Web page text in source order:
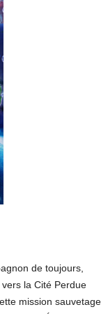
de toujours,
la Cité Perdue
mission sauvetage